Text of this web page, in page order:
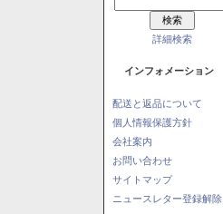
詳細検索
インフォメーション
配送と返品について
個人情報保護方針
会社案内
お問い合わせ
サイトマップ
ニュースレター登録解除